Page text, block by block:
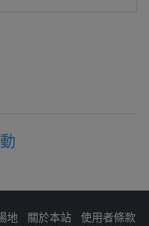
地 關於本站 使用者條款